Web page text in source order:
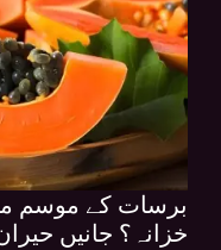
برسات کے موسم
خزانہ؟ جانیں